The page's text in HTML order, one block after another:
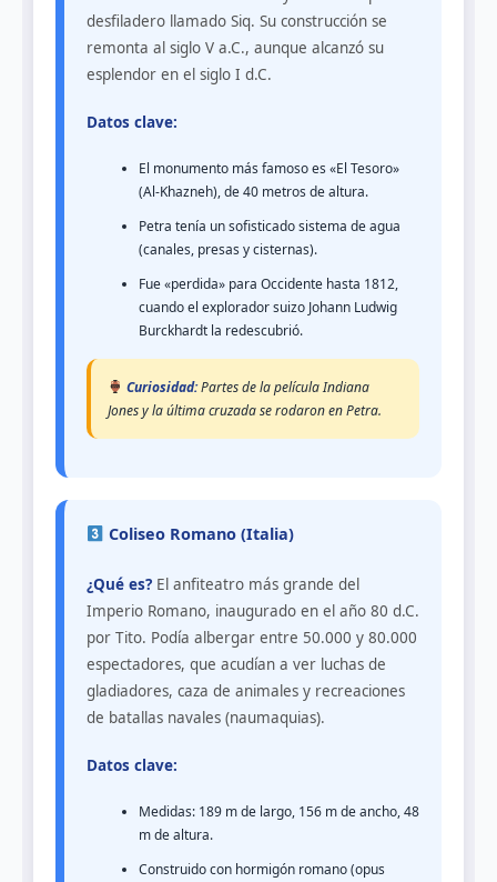
desfiladero llamado Siq. Su construcción se
remonta al siglo V a.C., aunque alcanzó su
esplendor en el siglo I d.C.
Datos clave:
El monumento más famoso es «El Tesoro»
(Al-Khazneh), de 40 metros de altura.
Petra tenía un sofisticado sistema de agua
(canales, presas y cisternas).
Fue «perdida» para Occidente hasta 1812,
cuando el explorador suizo Johann Ludwig
Burckhardt la redescubrió.
Curiosidad:Partes de la películaIndiana
Jones y la última cruzadase rodaron en Petra.
Coliseo Romano (Italia)
¿Qué es? El anfiteatro más grande del
Imperio Romano, inaugurado en el año 80 d.C.
por Tito. Podía albergar entre 50.000 y 80.000
espectadores, que acudían a ver luchas de
gladiadores, caza de animales y recreaciones
de batallas navales (naumaquias).
Datos clave:
Medidas: 189 m de largo, 156 m de ancho, 48
m de altura.
Construido con hormigón romano (opus